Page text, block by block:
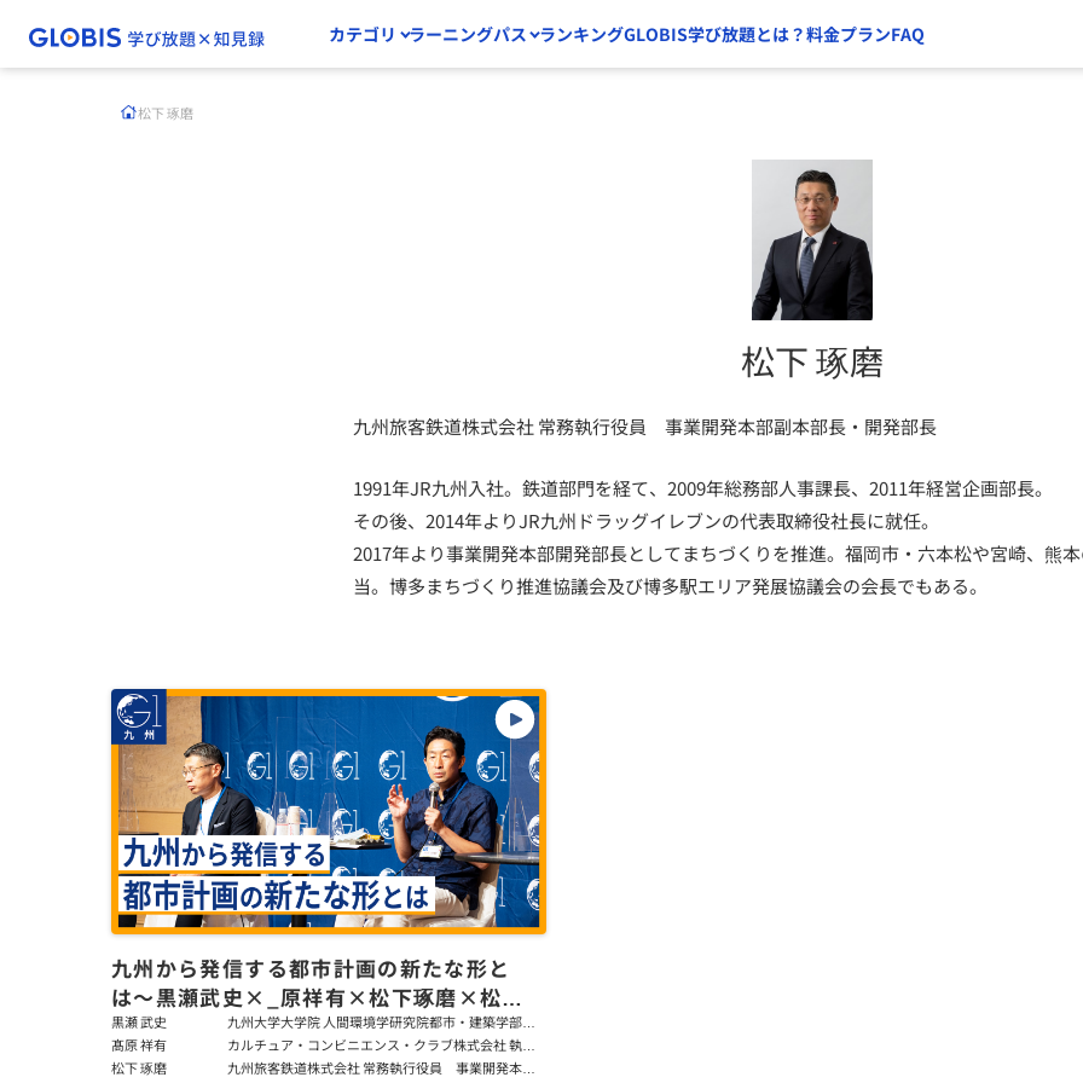
カテゴリ ラーニングパス ランキングGLOBIS学び放題とは？料金プランFAQ
松下 琢磨
松下 琢磨
九州旅客鉄道株式会社 常務執行役員 事業開発本部副本部長・開発部長
1991年JR九州入社。鉄道部門を経て、2009年総務部人事課長、2011年経営企画部長。
その後、2014年よりJR九州ドラッグイレブンの代表取締役社長に就任。
2017年より事業開発本部開発部長としてまちづくりを推進。福岡市・六本松や宮崎、熊
当。博多まちづくり推進協議会及び博多駅エリア発展協議会の会長でもある。
九州から発信する都市計画の新たな形と
は〜黒瀬武史×_原祥有×松下琢磨×松岡
恭子
黒瀬 武史
九州大学大学院 人間環境学研究院都市・建築学部
門 教授
髙原 祥有
カルチュア・コンビニエンス・クラブ株式会社 執行
役員
松下 琢磨
九州旅客鉄道株式会社 常務執行役員 事業開発本部